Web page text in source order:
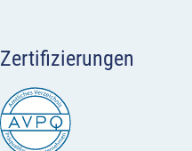
Zertifizierungen